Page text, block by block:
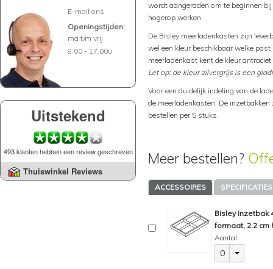
E-mail ons
Openingstijden:
ma t/m vrij
8.00 - 17.00u
Uitstekend
493 klanten hebben een review geschreven
Thuiswinkel Reviews
wordt aangeraden om te beginnen
hogerop werken.
De Bisley meerladenkasten zijn
wel een kleur beschikbaar welke
meerladenkast kent de kleur
Let op: de kleur zilvergrijs is een
Voor een duidelijk indeling van de
de meerladenkasten. De
bestellen per 5 stuks.
Meer bestellen?
ACCESSOIRES SPECIFICATIES
Bisley inzetbak
formaat, 2.2 cm
Aantal
0